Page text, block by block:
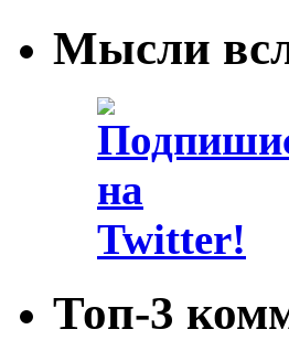
Мысли
Топ-3